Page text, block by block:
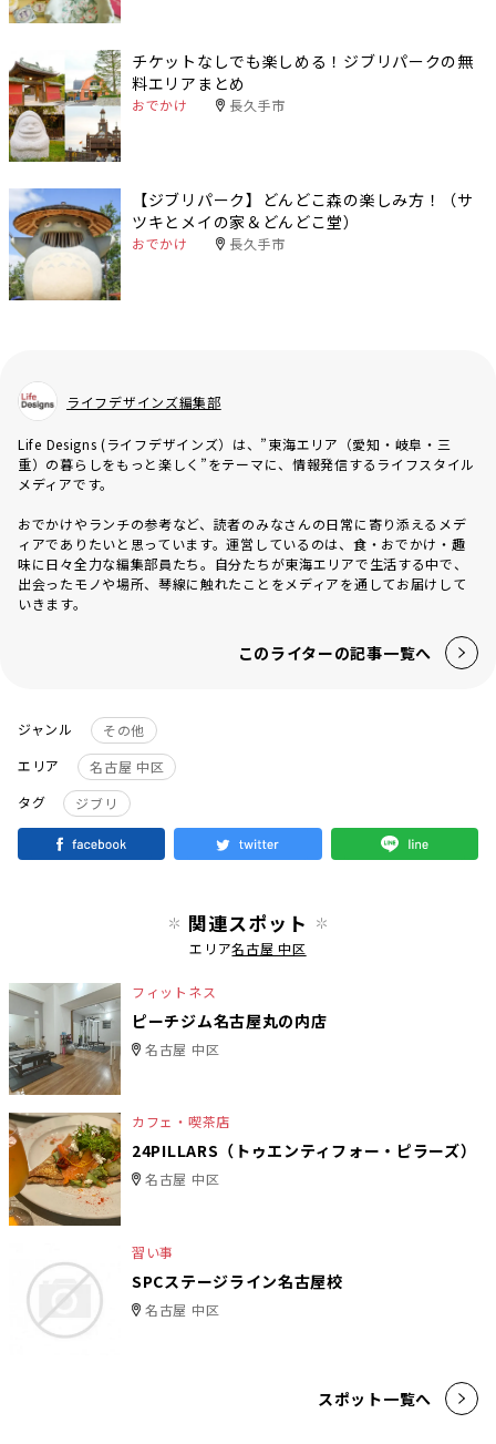
チケットなしでも楽しめる！ジブリパークの無
料エリアまとめ
おでかけ 長久手市
【ジブリパーク】どんどこ森の楽しみ方！（サ
ツキとメイの家＆どんどこ堂）
おでかけ 長久手市
ライフデザインズ編集部
Life Designs (ライフデザインズ）は、”東海エリア（愛知・岐阜・三
重）の暮らしをもっと楽しく”をテーマに、情報発信するライフスタイル
メディアです。
おでかけやランチの参考など、読者のみなさんの日常に寄り添えるメデ
ィアでありたいと思っています。運営しているのは、食・おでかけ・趣
味に日々全力な編集部員たち。自分たちが東海エリアで生活する中で、
出会ったモノや場所、琴線に触れたことをメディアを通してお届けして
いきます。
このライターの記事一覧へ
ジャンル
その他
エリア
名古屋 中区
タグ
ジブリ
関連スポット
エリア名古屋 中区
フィットネス
ピーチジム名古屋丸の内店
名古屋 中区
カフェ・喫茶店
24PILLARS（トゥエンティフォー・ピラーズ）
名古屋 中区
習い事
SPCステージライン名古屋校
名古屋 中区
スポット一覧へ